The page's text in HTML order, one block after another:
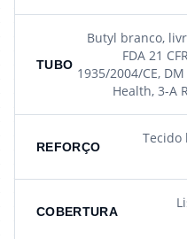
TUBO
Butyl branco,
FDA 21
1935/2004/CE,
Health, 3-A
REFORÇO
Tecido
COBERTURA